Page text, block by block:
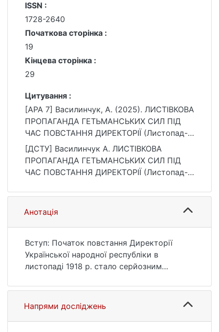
ISSN :
1728-2640
Початкова сторінка :
19
Кінцева сторінка :
29
Цитування :
[APA 7] Василинчук, А. (2025). ЛИСТІВКОВА
ПРОПАГАНДА ГЕТЬМАНСЬКИХ СИЛ ПІД
ЧАС ПОВСТАННЯ ДИРЕКТОРІЇ (Листопад-
Грудень 1918 р.). Bulletin of Taras
Shevchenko National University of Kyiv.
History, 159(2), 19–29.
2640.2024.159.3
[ДСТУ] Василинчук А. ЛИСТІВКОВА
ПРОПАГАНДА ГЕТЬМАНСЬКИХ СИЛ ПІД
ЧАС ПОВСТАННЯ ДИРЕКТОРІЇ (Листопад-
Shevchenko National University of Kyiv.
History. 2025. Т. 159, № 2. С. 19—29. DOI:
10.17721/1728-2640.2024.159.3 (дата
Анотація
Вступ: Початок повстання Директорії
Української народної республіки в
листопаді 1918 р. стало серйозним
примусило її терміново вживати заходи як
військового, так і пропагандистського
спрямування з метою недопущення
Напрями досліджень